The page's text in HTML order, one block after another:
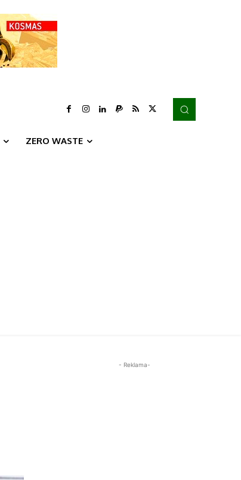
ZERO WASTE
- Reklama-